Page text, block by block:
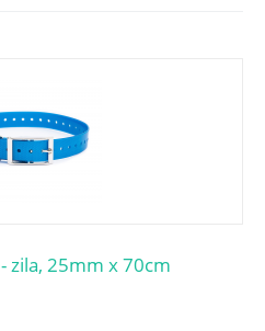
zila, 25mm x 70cm